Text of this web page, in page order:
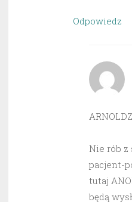
Odpowiedz
Nie rób z
pacjent-
tutaj
będą